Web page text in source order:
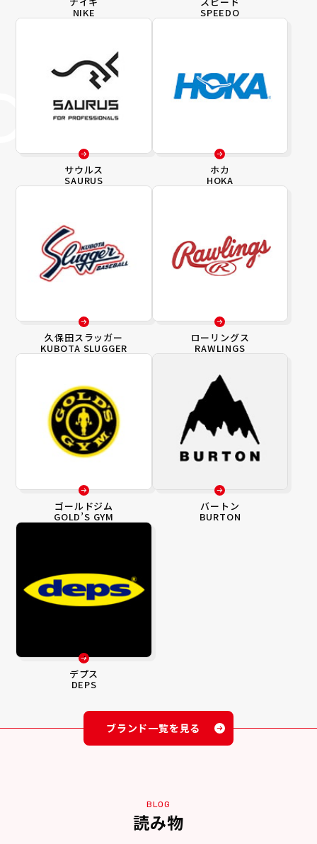
NIKE SPEEDO
サウルス
SAURUS
ホカ
HOKA
久保田スラッガー
KUBOTA SLUGGER
ローリングス
RAWLINGS
ゴールドジム
GOLD’S GYM
バートン
BURTON
デプス
DEPS
ブランド一覧を見る
BLOG
読み物